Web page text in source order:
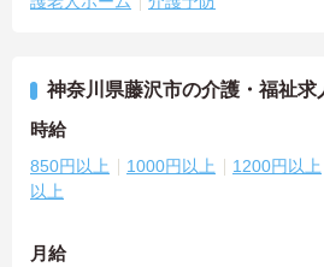
神奈川県藤沢市の介護・福祉求
時給
850円以上 1000円以上 1200円以上
以上
月給